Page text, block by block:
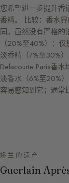
您希望进一步提升香
香精。 比较：香水
同。虽然没有严格的
（20%至40%）：
淡香精（7%至30%
Delacourte Paris香水
淡香水（6%至20%
容易感知到它；通
娇兰的遗产
Guerlain